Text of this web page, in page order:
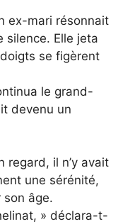
ex-mari résonnait
silence. Elle jeta
se figèrent
le grand-
devenu un
regard, il n’y avait
une sérénité,
son âge.
» déclara-t-